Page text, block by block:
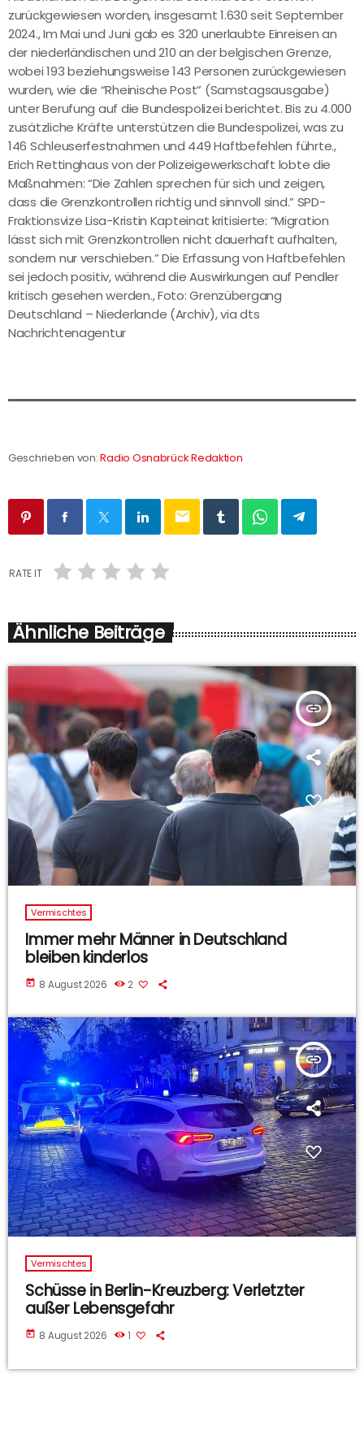
zurückgewiesen worden, insgesamt 1.630 seit September
2024., Im Mai und Juni gab es 320 unerlaubte Einreisen an
der niederländischen und 210 an der belgischen Grenze,
wobei 193 beziehungsweise 143 Personen zurückgewiesen
wurden, wie die “Rheinische Post” (Samstagsausgabe)
unter Berufung auf die Bundespolizei berichtet. Bis zu 4.000
zusätzliche Kräfte unterstützen die Bundespolizei, was zu
146 Schleuserfestnahmen und 449 Haftbefehlen führte.,
Erich Rettinghaus von der Polizeigewerkschaft lobte die
Maßnahmen: “Die Zahlen sprechen für sich und zeigen,
dass die Grenzkontrollen richtig und sinnvoll sind.” SPD-
Fraktionsvize Lisa-Kristin Kapteinat kritisierte: “Migration
lässt sich mit Grenzkontrollen nicht dauerhaft aufhalten,
sondern nur verschieben.” Die Erfassung von Haftbefehlen
sei jedoch positiv, während die Auswirkungen auf Pendler
kritisch gesehen werden., Foto: Grenzübergang
Deutschland – Niederlande (Archiv), via dts
Nachrichtenagentur
Geschrieben von:Radio Osnabrück Redaktion
email
RATE IT
Ähnliche Beiträge
insert_link
Vermischtes
Immer mehr Männer in Deutschland
bleiben kinderlos
today 8 August 2026 2
insert_link
Vermischtes
Schüsse in Berlin-Kreuzberg: Verletzter
außer Lebensgefahr
today 8 August 2026 1